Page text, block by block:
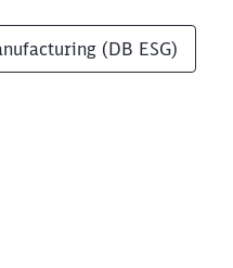
(DB ESG)